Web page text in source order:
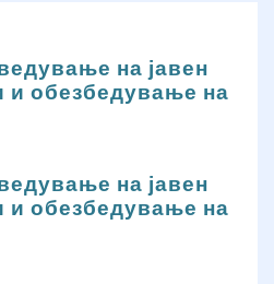
на јавен
и обезбедување на
на јавен
и обезбедување на